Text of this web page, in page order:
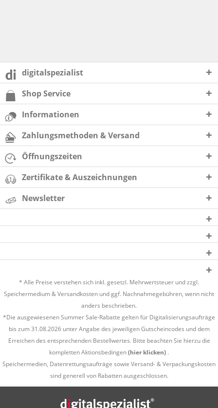
digitalspezialist
Shop Service
Informationen
Zahlungsmethoden & Versand
Öffnungszeiten
Zertifikate & Auszeichnungen
Newsletter
* Alle Preise verstehen sich inkl. gesetzl. Mehrwertsteuer und zzgl.
Speichermedium &Versandkosten und ggf. Nachnahmegebühren, wenn nicht
anders beschrieben.
*Die ausgewiesenen Summer Sale-Rabatte gelten für Digitalisierungsaufträge
bis zum 31.08.2026 unter Angabe des jeweiligen Gutscheincodes und dem
Erreichen des entsprechenden Bestellwertes. Bitte beachten Sie hierzu die
kompletten Aktionsbedingen(hier klicken) .
Speichermedien, Datenrettungsaufträge sowie Versand- & Verpackungskosten
sind generell von Rabatten ausgeschlossen.